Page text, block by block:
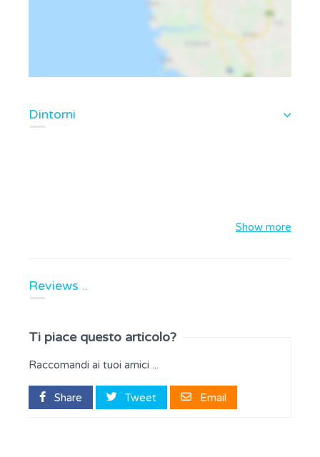
Dintorni
Show more
Reviews ..
Ti piace questo articolo?
Raccomandi ai tuoi amici ...
Share Tweet Email